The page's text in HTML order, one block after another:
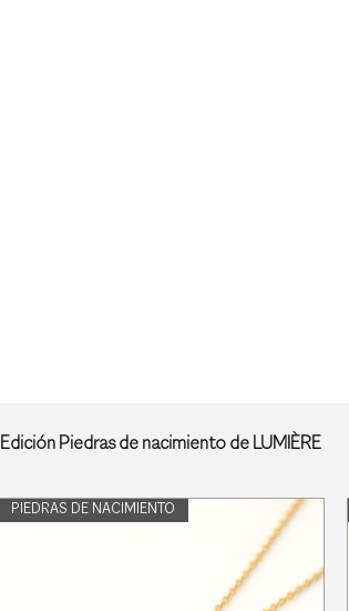
Edición Piedras de nacimiento de LUMIÈRE
PIEDRAS DE NACIMIENTO